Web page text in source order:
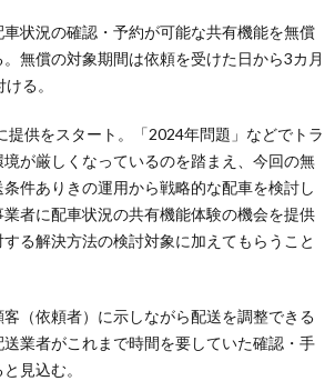
状況の確認・予約が可能な共有機能を無償
無償の対象期間は依頼を受けた日から3カ月
る。
提供をスタート。「2024年問題」などでトラ
が厳しくなっているのを踏まえ、今回の無
件ありきの運用から戦略的な配車を検討し
者に配車状況の共有機能体験の機会を提供
る解決方法の検討対象に加えてもらうこと
（依頼者）に示しながら配送を調整できる
業者がこれまで時間を要していた確認・手
見込む。